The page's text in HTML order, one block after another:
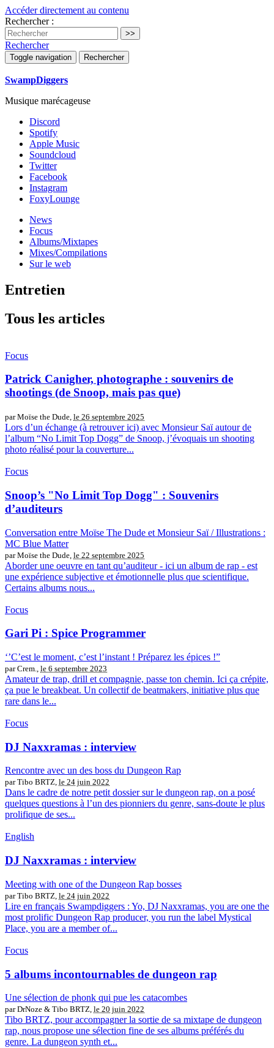
Accéder directement au contenu
Rechercher :
Rechercher
Toggle navigation Rechercher
SwampDiggers
Musique marécageuse
Discord
Spotify
Apple Music
Soundcloud
Twitter
Facebook
Instagram
FoxyLounge
News
Focus
Albums/Mixtapes
Mixes/Compilations
Sur le web
Entretien
Tous les articles
Focus
Patrick Canigher, photographe : souvenirs de
shootings (de Snoop, mais pas que)
par Moïse the Dude, le 26 septembre 2025
Lors d’un échange (à retrouver ici) avec Monsieur Saï autour de
l’album “No Limit Top Dogg” de Snoop, j’évoquais un shooting
photo réalisé pour la couverture...
Focus
Snoop’s "No Limit Top Dogg" : Souvenirs
d’auditeurs
Conversation entre Moïse The Dude et Monsieur Saï / Illustrations :
MC Blue Matter
par Moïse the Dude, le 22 septembre 2025
Aborder une oeuvre en tant qu’auditeur - ici un album de rap - est
une expérience subjective et émotionnelle plus que scientifique.
Certains albums nous...
Focus
Gari Pi : Spice Programmer
‘’C’est le moment, c’est l’instant ! Préparez les épices !”
par Crem., le 6 septembre 2023
Amateur de trap, drill et compagnie, passe ton chemin. Ici ça crépite,
ça pue le breakbeat. Un collectif de beatmakers, initiative plus que
rare dans le...
Focus
DJ Naxxramas : interview
Rencontre avec un des boss du Dungeon Rap
par Tibo BRTZ, le 24 juin 2022
Dans le cadre de notre petit dossier sur le dungeon rap, on a posé
quelques questions à l’un des pionniers du genre, sans-doute le plus
prolifique de ses...
English
DJ Naxxramas : interview
Meeting with one of the Dungeon Rap bosses
par Tibo BRTZ, le 24 juin 2022
Lire en français Swampdiggers : Yo, DJ Naxxramas, you are one the
most prolific Dungeon Rap producer, you run the label Mystical
Place, you are a member of...
Focus
5 albums incontournables de dungeon rap
Une sélection de phonk qui pue les catacombes
par DrNoze & Tibo BRTZ, le 20 juin 2022
Tibo BRTZ, pour accompagner la sortie de sa mixtape de dungeon
rap, nous propose une sélection fine de ses albums préférés du
genre. La dungeon synth et...